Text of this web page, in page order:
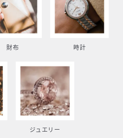
財布 時計
ジュエリー